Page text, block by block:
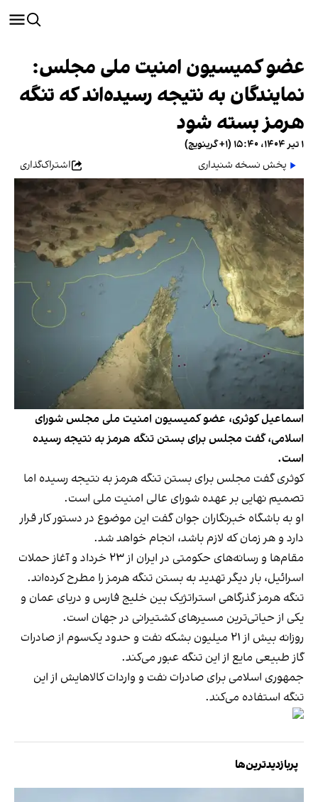
عضو کمیسیون امنیت ملی مجلس:
نمایندگان به نتیجه رسیده‌اند که تنگه
هرمز بسته شود
۱ تیر ۱۴۰۴، ۱۵:۴۰ (‎+۱ گرینویچ)
پخش نسخه شنیداری
اشتراک‌گذاری
اسماعیل کوثری، عضو کمیسیون امنیت ملی مجلس شورای
اسلامی، گفت مجلس برای بستن تنگه هرمز به‌ نتیجه رسیده
است‌.
کوثری گفت مجلس برای بستن تنگه هرمز به‌ نتیجه رسیده اما
تصمیم نهایی بر عهده شورای عالی امنیت ملی است‌.
او به باشگاه خبرنگاران جوان گفت این موضوع در دستور کار قرار
دارد و هر زمان که لازم باشد، انجام خواهد شد.
مقام‌ها و رسانه‌های حکومتی در ایران از ۲۳ خرداد و آغاز حملات
اسرائیل، بار دیگر تهدید به بستن تنگه هرمز را مطرح کرده‌اند.
تنگه هرمز گذرگاهی استراتژیک بین خلیج فارس و دریای عمان و
یکی از حیاتی‌ترین مسیرهای کشتیرانی در جهان است.
روزانه بیش از ۲۱ میلیون بشکه نفت و حدود یک‌سوم از صادرات
گاز طبیعی مایع از این تنگه عبور می‌کند.
جمهوری اسلامی برای صادرات نفت و واردات کالاهایش از این
تنگه استفاده می‌کند.
پربازدیدترین‌ها